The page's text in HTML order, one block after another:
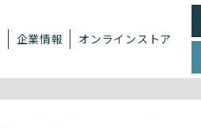
企業情報 オンラインストア